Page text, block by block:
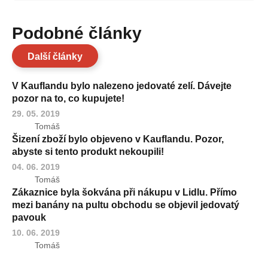
Podobné články
Další články
V Kauflandu bylo nalezeno jedovaté zelí. Dávejte
pozor na to, co kupujete!
29. 05. 2019
Tomáš
Šizení zboží bylo objeveno v Kauflandu. Pozor,
abyste si tento produkt nekoupili!
04. 06. 2019
Tomáš
Zákaznice byla šokvána při nákupu v Lidlu. Přímo
mezi banány na pultu obchodu se objevil jedovatý
pavouk
10. 06. 2019
Tomáš